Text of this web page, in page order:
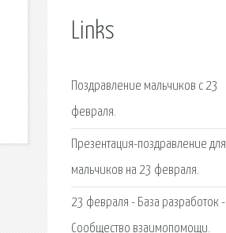
Links
Поздравление мальчиков с 23
февраля.
Презентация-поздравление для
мальчиков на 23 февраля.
23 февраля - База разработок -
Сообщество взаимопомощи.